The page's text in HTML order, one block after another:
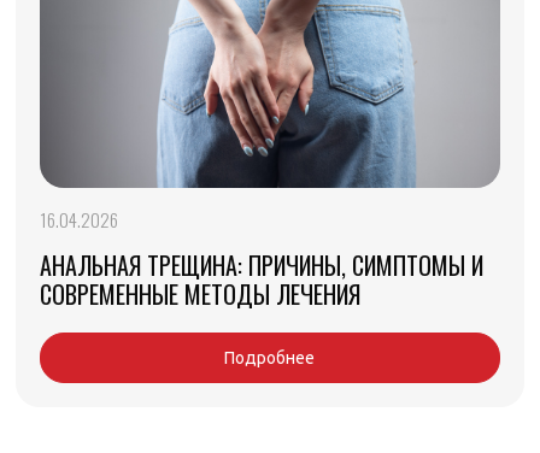
16.04.2026
АНАЛЬНАЯ ТРЕЩИНА: ПРИЧИНЫ, СИМПТОМЫ И
СОВРЕМЕННЫЕ МЕТОДЫ ЛЕЧЕНИЯ
Подробнее